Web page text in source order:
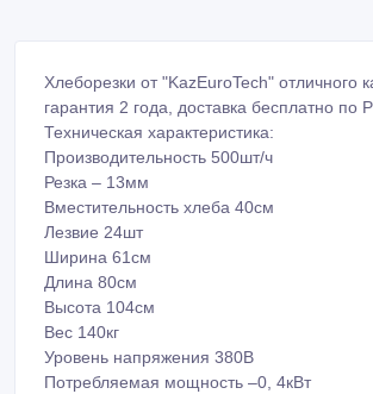
Хлеборезки от "KazEuroTeсh" отличного
гарантия 2 года, доставка бесплатно по
Техническая характеристика:
Производительность 500шт/ч
Резка – 13мм
Вместительность хлеба 40см
Лезвие 24шт
Ширина 61см
Длина 80см
Высота 104см
Вес 140кг
Уровень напряжения 380В
Потребляемая мощность –0, 4кВт